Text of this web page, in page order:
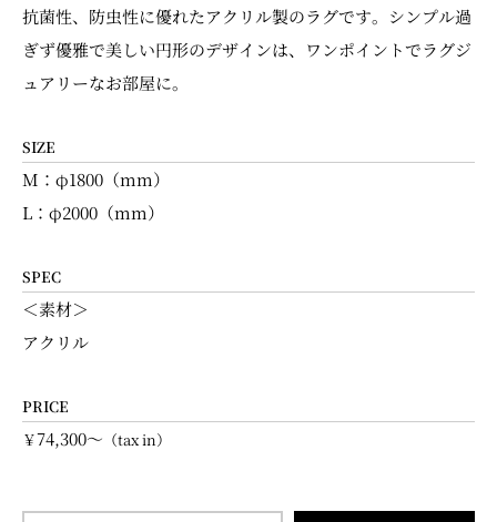
抗菌性、防虫性に優れたアクリル製のラグです。シンプル過
ぎず優雅で美しい円形のデザインは、ワンポイントでラグジ
ュアリーなお部屋に。
SIZE
M：φ1800（mm）
L：φ2000（mm）
SPEC
＜素材＞
アクリル
PRICE
￥74,300～ （tax in）